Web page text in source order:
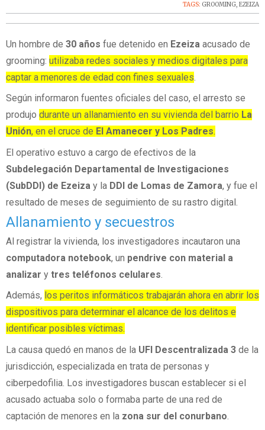
TAGS: GROOMING, EZEIZA
Un hombre de 30 años fue detenido en Ezeiza acusado de
grooming: utilizaba redes sociales y medios digitales para
captar a menores de edad con fines sexuales.
Según informaron fuentes oficiales del caso, el arresto se
produjo durante un allanamiento en su vivienda del barrio La
Unión, en el cruce de El Amanecer y Los Padres.
El operativo estuvo a cargo de efectivos de la
Subdelegación Departamental de Investigaciones
(SubDDI) de Ezeiza y la DDI de Lomas de Zamora, y fue el
resultado de meses de seguimiento de su rastro digital.
Allanamiento y secuestros
Al registrar la vivienda, los investigadores incautaron una
computadora notebook, un pendrive con material a
analizar y tres teléfonos celulares.
Además, los peritos informáticos trabajarán ahora en abrir los
dispositivos para determinar el alcance de los delitos e
identificar posibles víctimas.
La causa quedó en manos de la UFI Descentralizada 3 de la
jurisdicción, especializada en trata de personas y
ciberpedofilia. Los investigadores buscan establecer si el
acusado actuaba solo o formaba parte de una red de
captación de menores en la zona sur del conurbano